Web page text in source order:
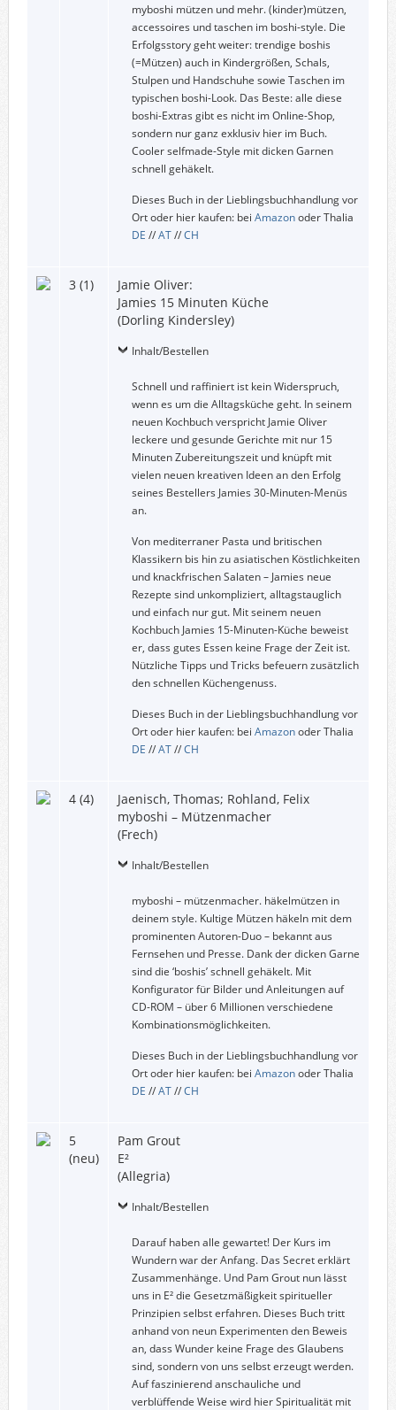
myboshi mützen und mehr. (kinder)mützen,
accessoires und taschen im boshi-style. Die
Erfolgsstory geht weiter: trendige boshis
(=Mützen) auch in Kindergrößen, Schals,
Stulpen und Handschuhe sowie Taschen im
typischen boshi-Look. Das Beste: alle diese
boshi-Extras gibt es nicht im Online-Shop,
sondern nur ganz exklusiv hier im Buch.
Cooler selfmade-Style mit dicken Garnen
schnell gehäkelt.
Dieses Buch in der Lieblingsbuchhandlung vor
Ort oder hier kaufen: bei Amazonoder Thalia
DE //AT//CH
3 (1)
Jamie Oliver:
Jamies 15 Minuten Küche
(Dorling Kindersley)
Inhalt/Bestellen
Schnell und raffiniert ist kein Widerspruch,
wenn es um die Alltagsküche geht. In seinem
neuen Kochbuch verspricht Jamie Oliver
leckere und gesunde Gerichte mit nur 15
Minuten Zubereitungszeit und knüpft mit
vielen neuen kreativen Ideen an den Erfolg
seines Bestellers Jamies 30-Minuten-Menüs
an.
Von mediterraner Pasta und britischen
Klassikern bis hin zu asiatischen Köstlichkeiten
und knackfrischen Salaten – Jamies neue
Rezepte sind unkompliziert, alltagstauglich
und einfach nur gut. Mit seinem neuen
Kochbuch Jamies 15-Minuten-Küche beweist
er, dass gutes Essen keine Frage der Zeit ist.
Nützliche Tipps und Tricks befeuern zusätzlich
den schnellen Küchengenuss.
Dieses Buch in der Lieblingsbuchhandlung vor
Ort oder hier kaufen: bei Amazonoder Thalia
DE //AT//CH
4 (4)
Jaenisch, Thomas; Rohland, Felix
myboshi – Mützenmacher
(Frech)
Inhalt/Bestellen
myboshi – mützenmacher. häkelmützen in
deinem style. Kultige Mützen häkeln mit dem
prominenten Autoren-Duo – bekannt aus
Fernsehen und Presse. Dank der dicken Garne
sind die ‘boshis’ schnell gehäkelt. Mit
Konfigurator für Bilder und Anleitungen auf
CD-ROM – über 6 Millionen verschiedene
Kombinationsmöglichkeiten.
Dieses Buch in der Lieblingsbuchhandlung vor
Ort oder hier kaufen: bei Amazonoder Thalia
DE //AT//CH
5
(neu)
Pam Grout
E²
(Allegria)
Inhalt/Bestellen
Darauf haben alle gewartet! Der Kurs im
Wundern war der Anfang. Das Secret erklärt
Zusammenhänge. Und Pam Grout nun lässt
uns in E² die Gesetzmäßigkeit spiritueller
Prinzipien selbst erfahren. Dieses Buch tritt
anhand von neun Experimenten den Beweis
an, dass Wunder keine Frage des Glaubens
sind, sondern von uns selbst erzeugt werden.
Auf faszinierend anschauliche und
verblüffende Weise wird hier Spiritualität mit